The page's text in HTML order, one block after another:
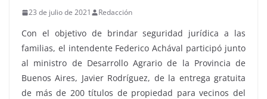
23 de julio de 2021 Redacción
Con el objetivo de brindar seguridad jurídica a las
familias, el intendente Federico Achával participó junto
al ministro de Desarrollo Agrario de la Provincia de
Buenos Aires, Javier Rodríguez, de la entrega gratuita
de más de 200 títulos de propiedad para vecinos del